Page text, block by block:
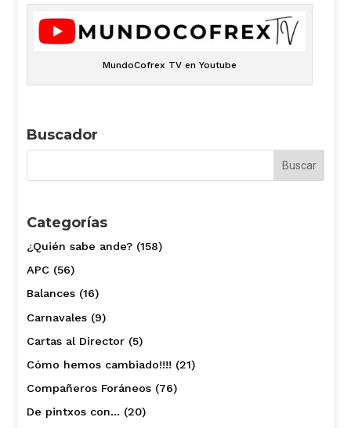
MundoCofrex TV en Youtube
Buscador
Categorías
¿Quién sabe ande?(158)
APC(56)
Balances(16)
Carnavales(9)
Cartas al Director(5)
Cómo hemos cambiado!!!! (21)
Compañeros Foráneos(76)
De pintxos con… (20)